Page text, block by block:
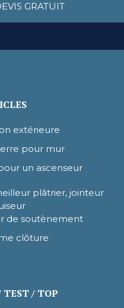
GRATUIT
extérieure
pour mur
un ascenseur
plâtrier, jointeur
de soutènement
clôture
TEST / TOP